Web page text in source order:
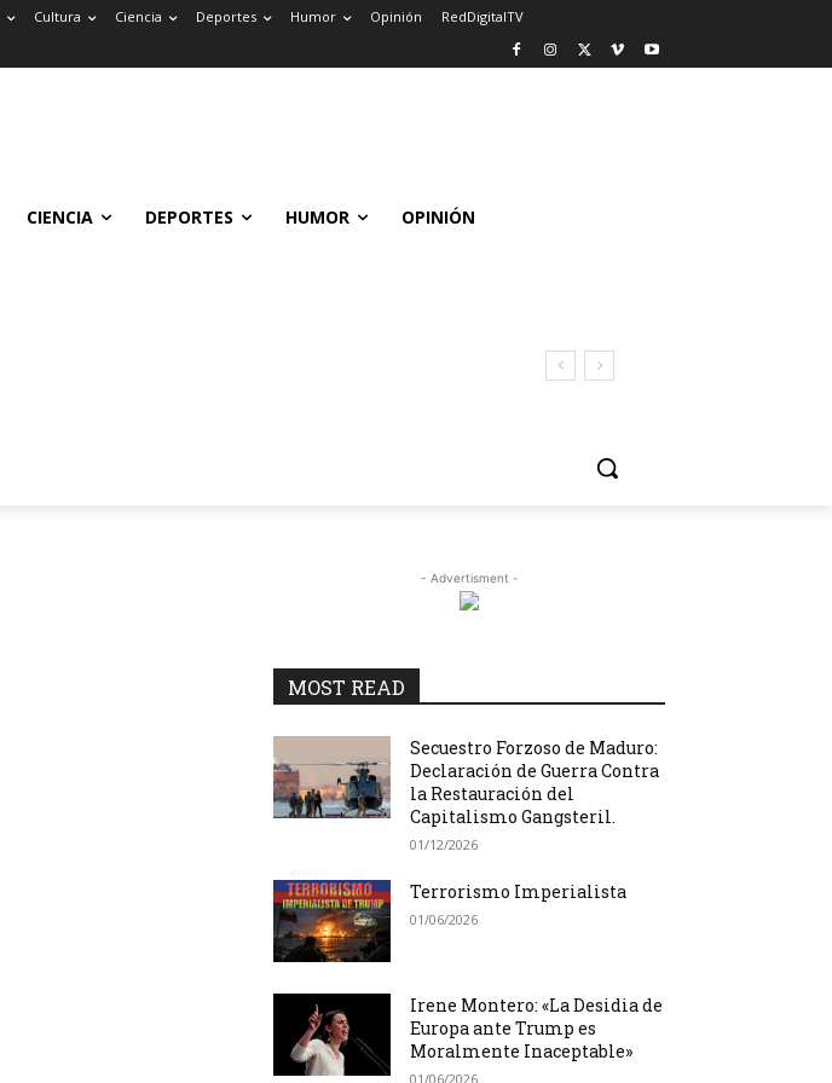
Cultura Ciencia Deportes Humor Opinión RedDigitalTV
CIENCIA DEPORTES HUMOR OPINIÓN
- Advertisment -
MOST READ
Secuestro Forzoso de Maduro:
Declaración de Guerra Contra
la Restauración del
Capitalismo Gangsteril.
01/12/2026
Terrorismo Imperialista
01/06/2026
Irene Montero: «La Desidia de
Europa ante Trump es
Moralmente Inaceptable»
01/06/2026